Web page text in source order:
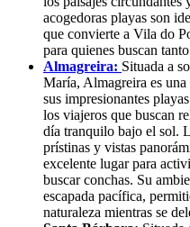
acogedoras playas son
que convierte a Vila do
para quienes buscan
Almagreira: Situada a
María, Almagreira es
sus impresionantes
los viajeros que buscan
día tranquilo bajo el sol.
prístinas y vistas
excelente lugar para
buscar conchas. Su
escapada pacífica,
naturaleza mientras se